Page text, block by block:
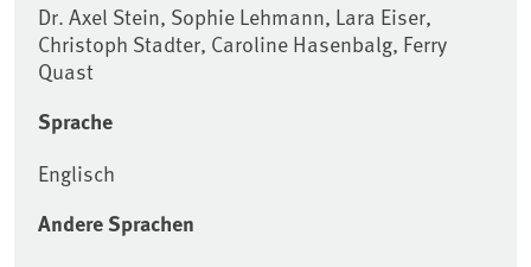
Dr. Axel Stein, Sophie Lehmann, Lara Eiser,
Christoph Stadter, Caroline Hasenbalg, Ferry
Quast
Sprache
Englisch
Andere Sprachen